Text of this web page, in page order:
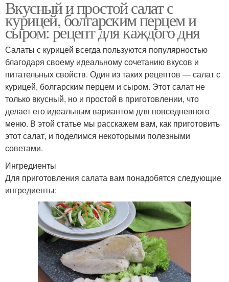
Вкусный и простой салат с
курицей, болгарским перцем и
сыром: рецепт для каждого дня
Салаты с курицей всегда пользуются популярностью
благодаря своему идеальному сочетанию вкусов и
питательных свойств. Один из таких рецептов — салат с
курицей, болгарским перцем и сыром. Этот салат не
только вкусный, но и простой в приготовлении, что
делает его идеальным вариантом для повседневного
меню. В этой статье мы расскажем вам, как приготовить
этот салат, и поделимся некоторыми полезными
советами.
Ингредиенты
Для приготовления салата вам понадобятся следующие
ингредиенты: